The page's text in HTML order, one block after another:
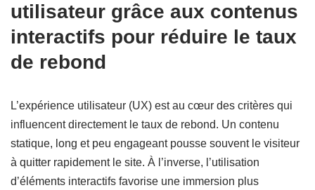
utilisateur grâce aux contenus
interactifs pour réduire le taux
de rebond
L’expérience utilisateur (UX) est au cœur des critères qui
influencent directement le taux de rebond. Un contenu
statique, long et peu engageant pousse souvent le visiteur
à quitter rapidement le site. À l’inverse, l’utilisation
d’éléments interactifs favorise une immersion plus